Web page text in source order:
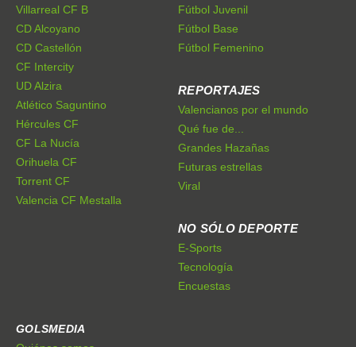
Villarreal CF B
CD Alcoyano
CD Castellón
CF Intercity
UD Alzira
Atlético Saguntino
Hércules CF
CF La Nucía
Orihuela CF
Torrent CF
Valencia CF Mestalla
Fútbol Juvenil
Fútbol Base
Fútbol Femenino
REPORTAJES
Valencianos por el mundo
Qué fue de...
Grandes Hazañas
Futuras estrellas
Viral
NO SÓLO DEPORTE
E-Sports
Tecnología
Encuestas
GOLSMEDIA